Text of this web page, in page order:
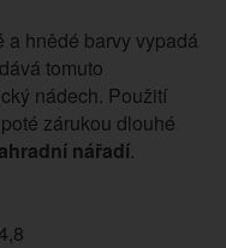
a hnědé barvy vypadá
tomuto
nádech. Použití
zárukou dlouhé
nářadí.